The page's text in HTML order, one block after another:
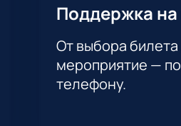
Поддержка
От выбора
мероприятие —
телефону.